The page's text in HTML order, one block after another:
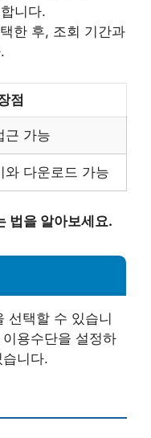
니다.
한 후, 조회 기간과
점
근 가능
와 다운로드 가능
법을 알아보세요.
선택할 수 있습니
용수단을 설정하
니다.